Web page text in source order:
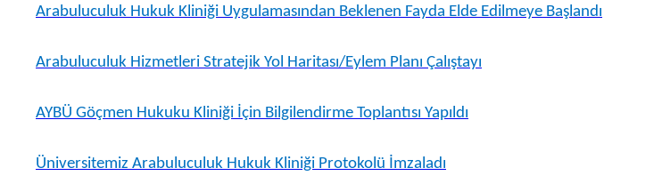
Arabuluculuk Hukuk Kliniği Uygulamasından Beklenen Fayda Elde Edilmeye Başlandı
Arabuluculuk Hizmetleri Stratejik Yol Haritası/Eylem Planı Çalıştayı
AYBÜ Göçmen Hukuku Kliniği İçin Bilgilendirme Toplantısı Yapıldı
Üniversitemiz Arabuluculuk Hukuk Kliniği Protokolü İmzaladı